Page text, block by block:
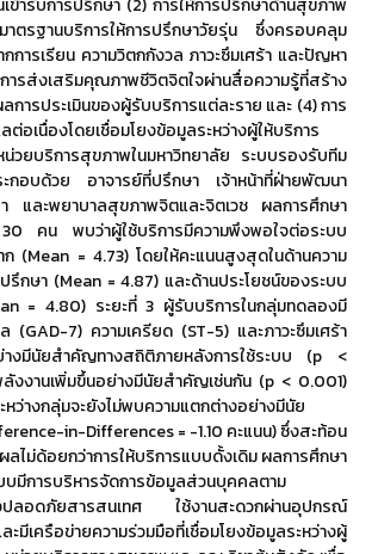
เข้ารับการปรึกษา (2) การให้การปรึกษาด้านสุขภาพ
าตรฐานบริการให้การปรึกษาวัยรุ่น ซึ่งครอบคลุม
การเรียน ความวิตกกังวล ภาวะซึมเศร้า และปัญหา
ารส่งเสริมคุณภาพชีวิตจิตใจผ่านสื่อความรู้ที่สร้าง
ารประเมินของผู้รับบริการแต่ละราย และ (4) การ
อเนื่องโดยเชื่อมโยงข้อมูลระหว่างผู้ให้บริการ
ยบริการสุขภาพในมหาวิทยาลัย ระบบรองรับทีม
กอบด้วย อาจารย์ที่ปรึกษา เจ้าหน้าที่ฝ่ายพัฒนา
และพยาบาลสุขภาพจิตและจิตเวช ผลการศึกษา
คน พบว่าผู้ใช้บริการมีความพึงพอใจต่อระบบ
(Mean = 4.73) โดยให้คะแนนสูงสุดในด้านความ
รึกษา (Mean = 4.87) และด้านประโยชน์ของระบบ
= 4.80) ระยะที่ 3 ผู้รับบริการในกลุ่มทดลองมี
(GAD-7) ความเครียด (ST-5) และภาวะซึมเศร้า
งมีนัยสำคัญทางสถิติภายหลังการใช้ระบบ (p <
งงานเพิ่มขึ้นอย่างมีนัยสำคัญเช่นกัน (p < 0.001)
หว่างกลุ่มจะยังไม่พบความแตกต่างอย่างมีนัย
in-Differences = -1.10 คะแนน) ซึ่งสะท้อน
ลไม่ด้อยกว่าการให้บริการแบบดั้งเดิม ผลการศึกษา
บมีการบริหารจัดการข้อมูลส่วนบุคคลตาม
ปลอดภัยสารสนเทศ ใช้งานสะดวกผ่านอุปกรณ์
ะมีเครือข่ายความร่วมมือที่เชื่อมโยงข้อมูลระหว่างผู้